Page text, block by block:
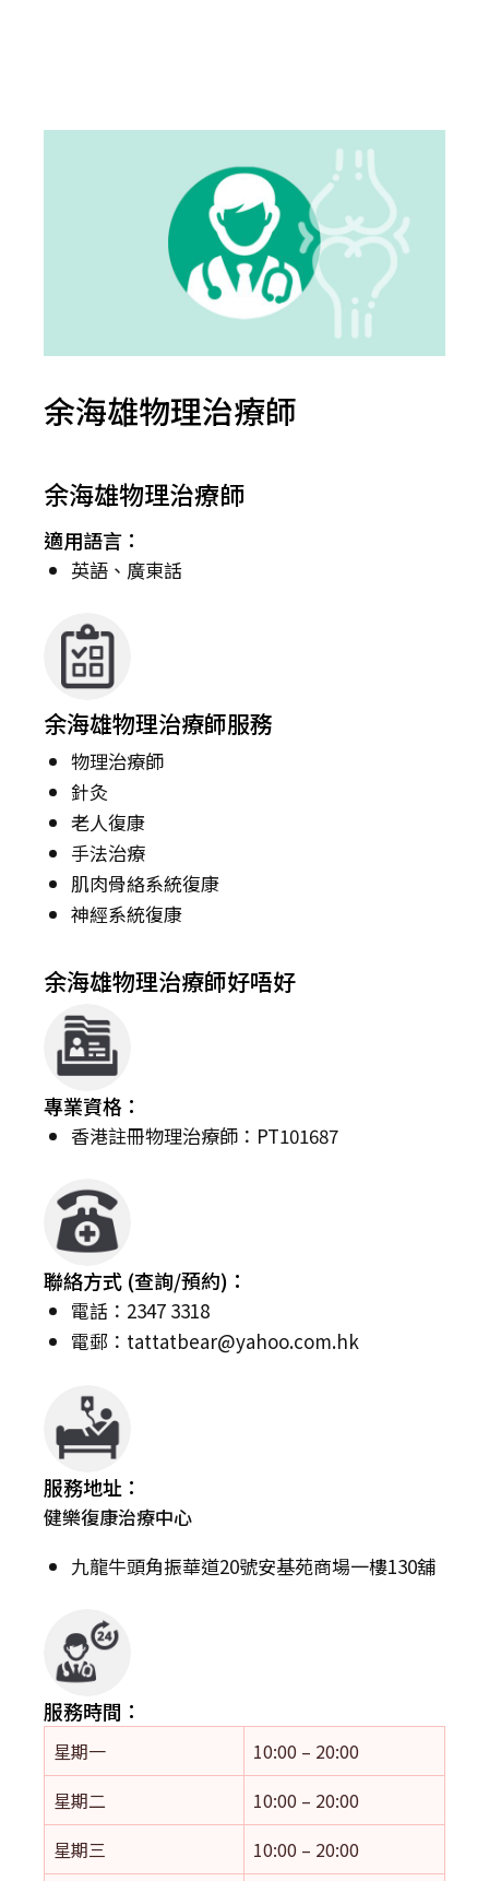
余海雄物理治療師
余海雄物理治療師
適用語言：
英語、廣東話
余海雄物理治療師服務
物理治療師
針灸
老人復康
手法治療
肌肉骨絡系統復康
神經系統復康
余海雄物理治療師好唔好
專業資格：
香港註冊物理治療師：PT101687
聯絡方式 (查詢/預約)：
電話：2347 3318
電郵： tattatbear@yahoo.com.hk
服務地址：
健樂復康治療中心
九龍牛頭角振華道20號安基苑商場一樓130舖
服務時間：
星期一
10:00 – 20:00
星期二
10:00 – 20:00
星期三
10:00 – 20:00